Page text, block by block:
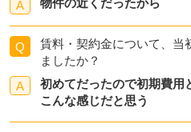
A
物件の近くだったから
Q
賃料・契約金について、当
ましたか？
A
初めてだったので初期費用
こんな感じだと思う